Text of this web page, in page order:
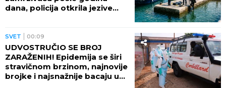
dana, policija otkrila jezive
SVET 00:09
UDVOSTRUČIO SE BROJ
ZARAŽENIH! Epidemija se širi
stravičnom brzinom, najnovije
brojke i najsnažnije bacaju u